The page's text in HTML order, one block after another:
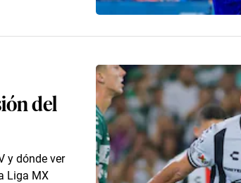
del
y dónde ver
Liga MX